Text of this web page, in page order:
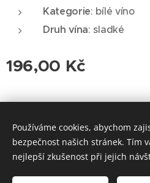
Kategorie: bílé víno
Druh vína: sladké
196,00 Kč
© 2026 Roudnická vinotéka.
Používáme cookies, abychom
bezpečnost našich stránek. Tím
nejlepší zkušenost při jejich